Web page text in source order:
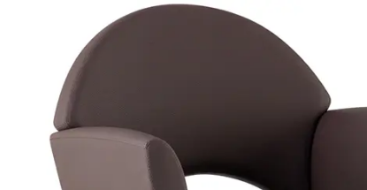
Upravljanje kolačićima